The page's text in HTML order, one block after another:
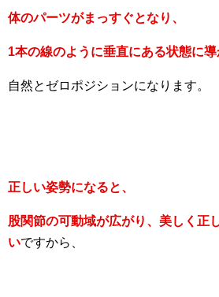
体のパーツがまっすぐとなり、
1本の線のように垂直にある状態に
自然とゼロポジションになります。
正しい姿勢になると、
股関節の可動域が広がり、美しく正
いですから、